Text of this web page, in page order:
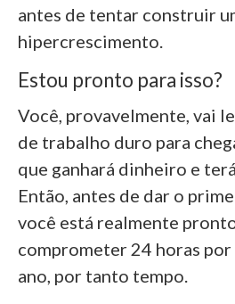
antes de tentar construir
hipercrescimento.
Estou pronto para isso?
Você, provavelmente, vai
de trabalho duro para
que ganhará dinheiro e
Então, antes de dar o
você está realmente
comprometer 24 horas por
ano, por tanto tempo.